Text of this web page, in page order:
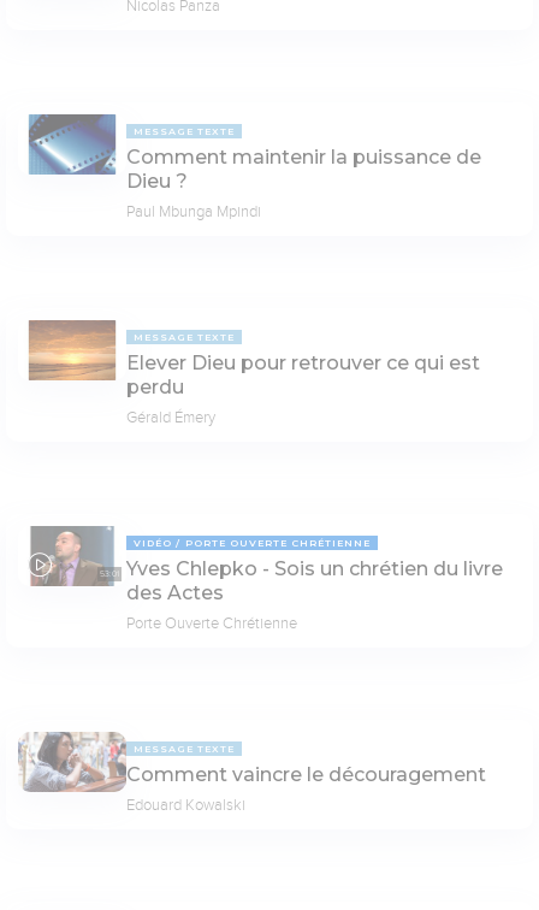
Nicolas Panza
MESSAGE TEXTE
Comment maintenir la puissance de
Dieu ?
Paul Mbunga Mpindi
MESSAGE TEXTE
Elever Dieu pour retrouver ce qui est
perdu
Gérald Émery
53:01
VIDÉO PORTE OUVERTE CHRÉTIENNE
Yves Chlepko - Sois un chrétien du livre
des Actes
Porte Ouverte Chrétienne
MESSAGE TEXTE
Comment vaincre le découragement
Edouard Kowalski